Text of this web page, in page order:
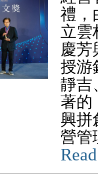
禮，
立雲
慶芳
授游
靜吉
著的
興拼
營管